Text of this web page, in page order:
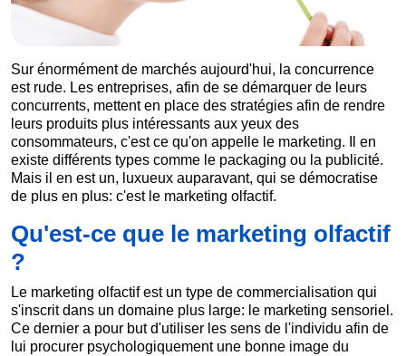
Sur énormément de marchés aujourd'hui, la concurrence
est rude. Les entreprises, afin de se démarquer de leurs
concurrents, mettent en place des stratégies afin de rendre
leurs produits plus intéressants aux yeux des
consommateurs, c'est ce qu'on appelle le marketing. Il en
existe différents types comme le packaging ou la publicité.
Mais il en est un, luxueux auparavant, qui se démocratise
de plus en plus: c'est le marketing olfactif.
Qu'est-ce que le marketing olfactif
?
Le marketing olfactif est un type de commercialisation qui
s'inscrit dans un domaine plus large: le marketing sensoriel.
Ce dernier a pour but d'utiliser les sens de l'individu afin de
lui procurer psychologiquement une bonne image du